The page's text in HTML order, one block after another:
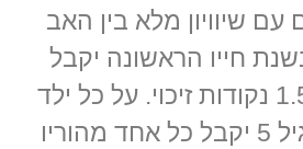
עם שיוויון מלא בין האב
חייו הראשונה יקבל
כל אחד מהוריו 1.5 נקודות זיכוי. על כל ילד
מגיל שנה ועד לגיל 5 יקבל כל אחד מהוריו